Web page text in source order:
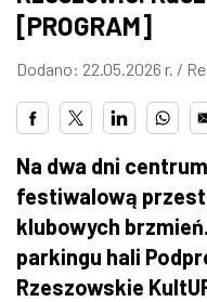
[PROGRAM]
Dodano: 22.05.2026 r. /
Na dwa dni
festiwalową
klubowych
parkingu hali
Rzeszowskie